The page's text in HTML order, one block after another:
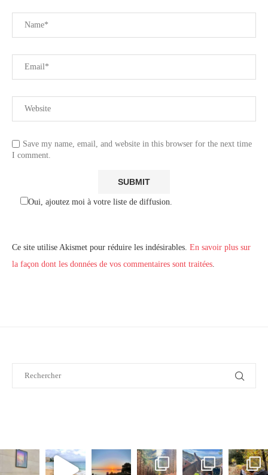
Save my name, email, and website in this browser for the next time
I comment.
Oui, ajoutez moi à votre liste de diffusion.
Ce site utilise Akismet pour réduire les indésirables. En savoir plus sur
la façon dont les données de vos commentaires sont traitées.